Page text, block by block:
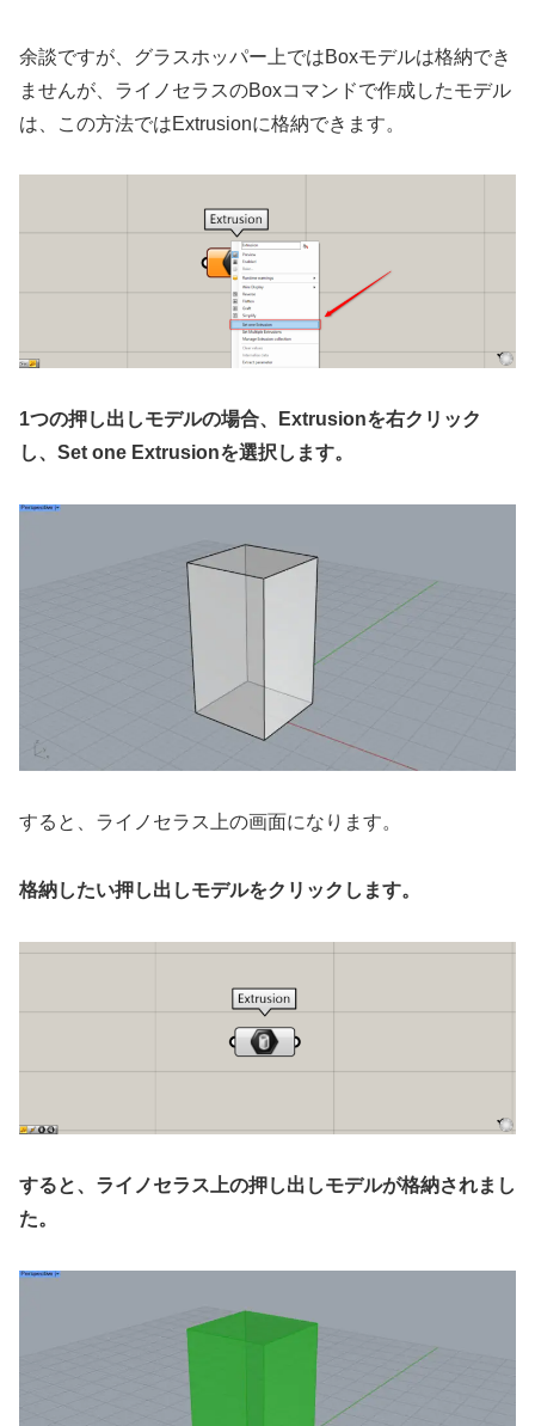
余談ですが、グラスホッパー上ではBoxモデルは格納でき
ませんが、ライノセラスのBoxコマンドで作成したモデル
は、この方法ではExtrusionに格納できます。
1つの押し出しモデルの場合、Extrusionを右クリック
し、Set one Extrusionを選択します。
すると、ライノセラス上の画面になります。
格納したい押し出しモデルをクリックします。
すると、ライノセラス上の押し出しモデルが格納されまし
た。